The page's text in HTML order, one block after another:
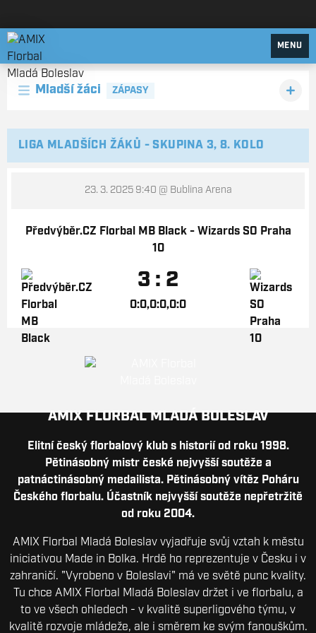
AMIX Florbal Mladá Boleslav
MENU
Mladší žáci ZÁPASY
LIGA MLADŠÍCH ŽÁKŮ - SKUPINA 3, 8. KOLO
23. 3. 2025 9:40 @ Bublina Arena
Předvýběr.CZ Florbal MB Black - Wizards SO Praha
10
3 : 2
0:0,0:0,0:0
AMIX FLORBAL MLADÁ BOLESLAV
Elitní český florbalový klub s historií od roku 1998.
Pětinásobný mistr české nejvyšší soutěže a
patnáctinásobný medailista. Pětinásobný vítěz Poháru
Českého florbalu. Účastník nejvyšší soutěže nepřetržitě
od roku 2004.
AMIX Florbal Mladá Boleslav vyjadřuje svůj vztah k městu
iniciativou Made in Bolka. Hrdě ho reprezentuje v Česku i v
zahraničí. "Vyrobeno v Boleslavi" má ve světě punc kvality.
Tu chce AMIX Florbal Mladá Boleslav držet i ve florbalu, a
to ve všech ohledech - v kvalitě superligového týmu, v
kvalitě rozvoje mládeže, ale i směrem ke svým fanouškům.